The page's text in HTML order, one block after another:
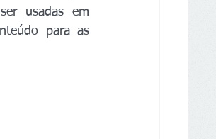
usadas em
para as